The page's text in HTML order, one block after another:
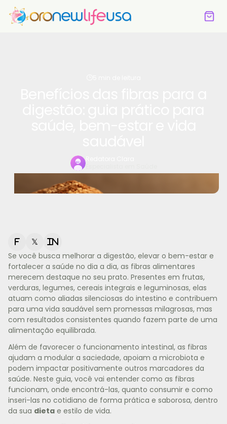
Especialista em Saúde
f 𝕏 in
Se você busca melhorar a digestão, elevar o bem-estar e
fortalecer a saúde no dia a dia, as fibras alimentares
merecem destaque no seu prato. Presentes em frutas,
verduras, legumes, cereais integrais e leguminosas, elas
atuam como aliadas silenciosas do intestino e contribuem
para uma vida saudável sem promessas milagrosas, mas
com resultados consistentes quando fazem parte de uma
alimentação equilibrada.
Além de favorecer o funcionamento intestinal, as fibras
ajudam a modular a saciedade, apoiam a microbiota e
podem impactar positivamente outros marcadores da
saúde. Neste guia, você vai entender como as fibras
funcionam, onde encontrá-las, quanto consumir e como
inseri-las no cotidiano de forma prática e saborosa, dentro
da sua dieta e estilo de vida.